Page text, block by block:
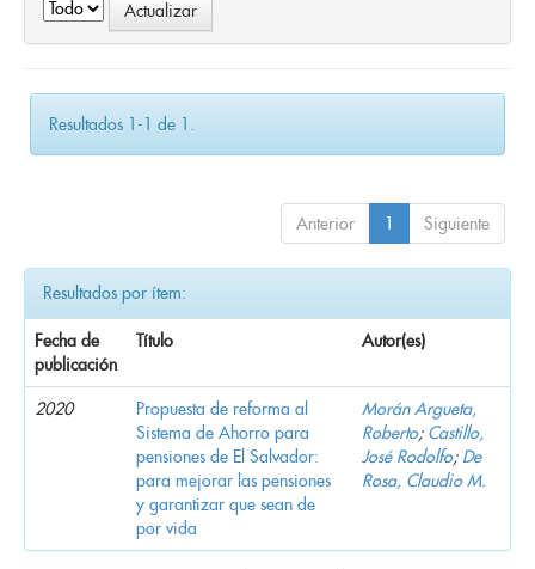
Resultados 1-1 de 1.
Anterior 1 Siguiente
Resultados por ítem:
Fecha de
publicación
Título Autor(es)
2020
Propuesta de reforma al
Sistema de Ahorro para
pensiones de El Salvador:
para mejorar las pensiones
y garantizar que sean de
por vida
Morán Argueta,
Roberto; Castillo,
José Rodolfo; De
Rosa, Claudio M.